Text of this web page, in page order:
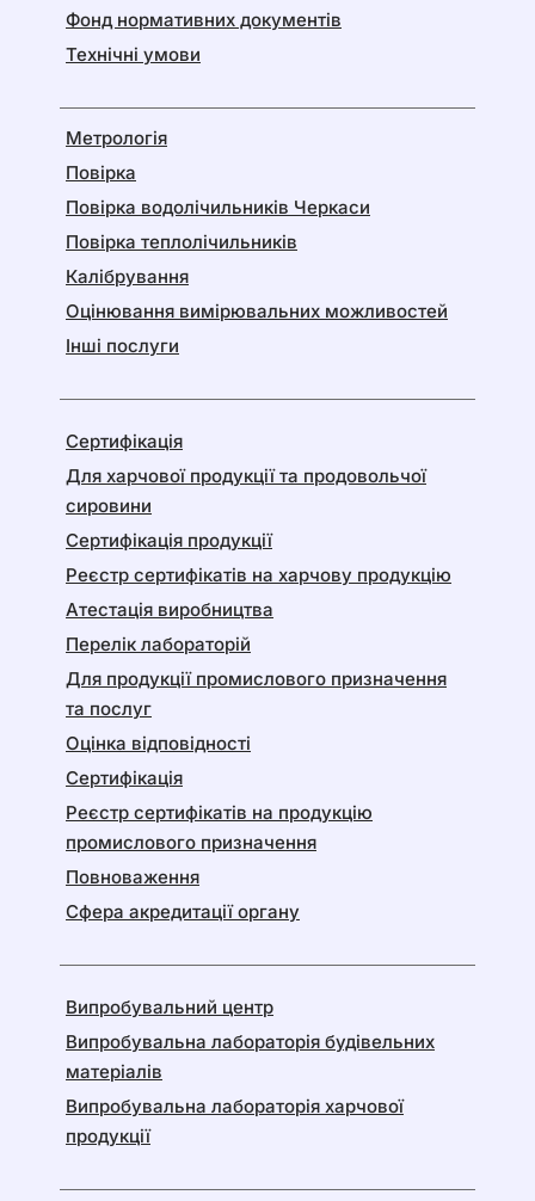
Фонд нормативних документів
Технічні умови
Метрологія
Повірка
Повірка водолічильників Черкаси
Повірка теплолічильників
Калібрування
Оцінювання вимірювальних можливостей
Інші послуги
Сертифікація
Для харчової продукції та продовольчої
сировини
Сертифікація продукції
Реєстр сертифікатів на харчову продукцію
Атестація виробництва
Перелік лабораторій
Для продукції промислового призначення
та послуг
Оцінка відповідності
Сертифікація
Реєстр сертифікатів на продукцію
промислового призначення
Повноваження
Сфера акредитації органу
Випробувальний центр
Випробувальна лабораторія будівельних
матеріалів
Випробувальна лабораторія харчової
продукції